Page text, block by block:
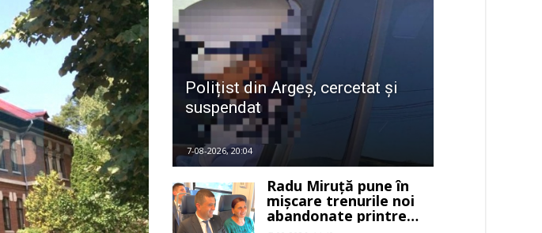
Polițist din Argeș, cercetat și
suspendat
7-08-2026, 20:04
Radu Miruță pune în
mișcare trenurile noi
abandonate printre